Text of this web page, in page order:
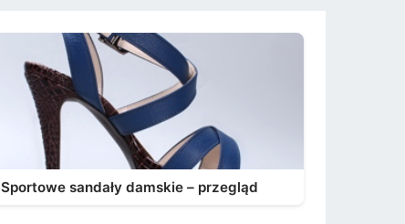
Sportowe sandały damskie – przegląd